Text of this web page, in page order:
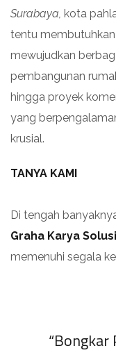
Surabaya, kota
tentu
mewujudkan
pembangunan
hingga proyek
yang
krusial.
Di tengah
Graha Karya Solusi
memenuhi segala
“Bongkar